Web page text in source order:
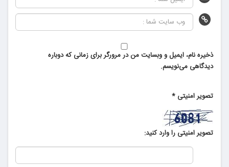
ذخیره نام، ایمیل و وبسایت من در مرورگر برای زمانی که دوباره
دیدگاهی می‌نویسم.
تصویر امنیتی *
تصویر امنیتی را وارد کنید: